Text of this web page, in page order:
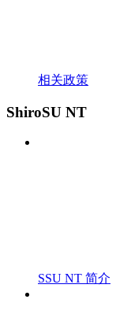
相关政策
ShiroSU NT
SSU NT 简介